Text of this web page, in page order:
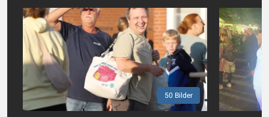
50 Bilder